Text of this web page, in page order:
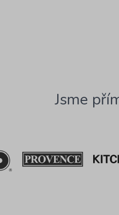
Jsme